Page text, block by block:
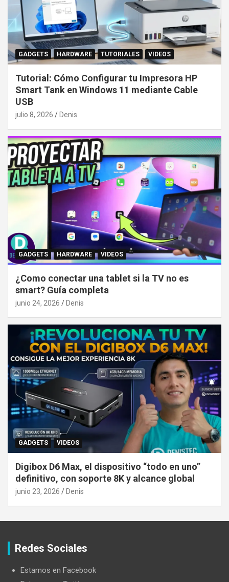
GADGETS HARDWARE TUTORIALES VIDEOS
Tutorial: Cómo Configurar tu Impresora HP
Smart Tank en Windows 11 mediante Cable
USB
julio 8, 2026 Denis
GADGETS HARDWARE VIDEOS
¿Como conectar una tablet si la TV no es
smart? Guía completa
junio 24, 2026 Denis
GADGETS VIDEOS
Digibox D6 Max, el dispositivo “todo en uno”
definitivo, con soporte 8K y alcance global
junio 23, 2026 Denis
Redes Sociales
Estamos en Facebook